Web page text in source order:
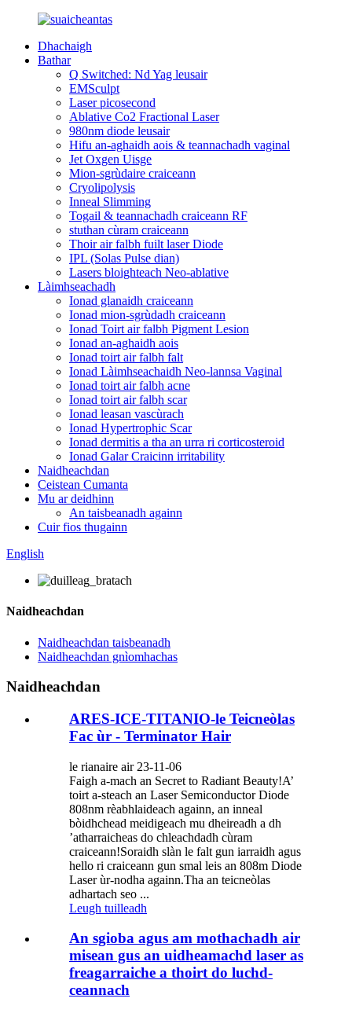
Dhachaigh
Bathar
Q Switched: Nd Yag leusair
EMSculpt
Laser picosecond
Ablative Co2 Fractional Laser
980nm diode leusair
Hifu an-aghaidh aois & teannachadh vaginal
Jet Oxgen Uisge
Mion-sgrùdaire craiceann
Cryolipolysis
Inneal Slimming
Togail & teannachadh craiceann RF
stuthan cùram craiceann
Thoir air falbh fuilt laser Diode
IPL (Solas Pulse dian)
Lasers bloighteach Neo-ablative
Làimhseachadh
Ionad glanaidh craiceann
Ionad mion-sgrùdadh craiceann
Ionad Toirt air falbh Pigment Lesion
Ionad an-aghaidh aois
Ionad toirt air falbh falt
Ionad Làimhseachaidh Neo-lannsa Vaginal
Ionad toirt air falbh acne
Ionad toirt air falbh scar
Ionad leasan vascùrach
Ionad Hypertrophic Scar
Ionad dermitis a tha an urra ri corticosteroid
Ionad Galar Craicinn irritability
Naidheachdan
Ceistean Cumanta
Mu ar deidhinn
An taisbeanadh againn
Cuir fios thugainn
English
Naidheachdan
Naidheachdan taisbeanadh
Naidheachdan gnìomhachas
Naidheachdan
ARES-ICE-TITANIO-le Teicneòlas
Fac ùr - Terminator Hair
le rianaire air 23-11-06
Faigh a-mach an Secret to Radiant Beauty!A’
toirt a-steach an Laser Semiconductor Diode
808nm rèabhlaideach againn, an inneal
bòidhchead meidigeach mu dheireadh a dh
’atharraicheas do chleachdadh cùram
craiceann!Soraidh slàn le falt gun iarraidh agus
hello ri craiceann gun smal leis an 808m Diode
Laser ùr-nodha againn.Tha an teicneòlas
adhartach seo ...
Leugh tuilleadh
An sgioba agus am mothachadh air
misean gus an uidheamachd laser as
freagarraiche a thoirt do luchd-
ceannach